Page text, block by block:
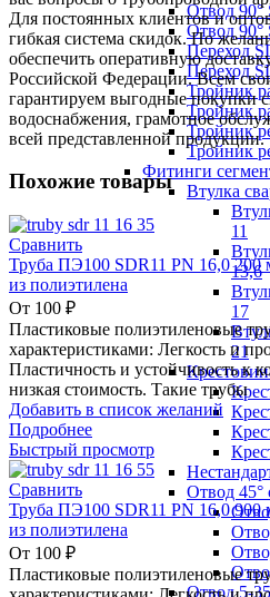
Отвод 90°
Отвод 90°
Переход
Переход
Тройник
Тройник
Тройник
Тройник
Фитинги
Втулка
11
13,6
17
21
Отвод 45°
Отвод 5-
Для постоянных клиентов и
гибкая система скидок. По
обеспечить оперативную
Российской Федерации. Всем
гарантируем выгодные покупки
водоснабжения, грамотное
всей представленной продукции.
Похожие товары
Сравнить
Труба ПЭ100 SDR11 PN 16,0 200
из полиэтилена
От 100 ₽
Пластиковые полиэтиленовые
характеристиками: Легкость и
Пластичность и устойчивость к
низкая стоимость. Такие трубы
Добавить в список желаний
Подробнее
Быстрый просмотр
Сравнить
Труба ПЭ100 SDR11 PN 16,0 900
из полиэтилена
От 100 ₽
Пластиковые полиэтиленовые